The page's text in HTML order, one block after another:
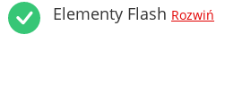
Elementy Flash Rozwiń